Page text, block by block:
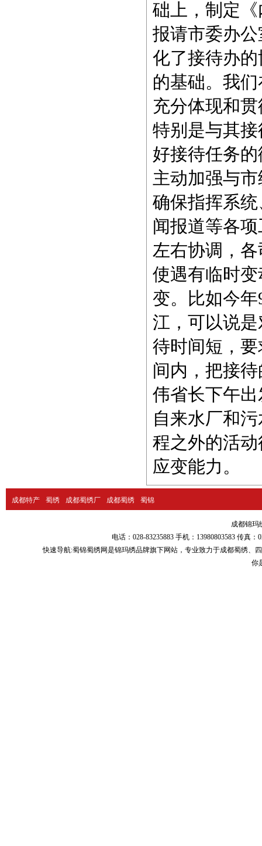
础上，制定
报请市委办
化了接待办
的基础。我
充分体现和
特别是与其
好接待任务
主动加强与
确保指挥系
闻报道等各
左右协调，
使遇有临时
变。比如今
江，可以说
待时间短，
间内，把接
伟省长下午
自来水厂和
程之外的活
应变能力。
成都特产 蜀绣 成都蜀绣厂 成都蜀绣 蜀锦
成都锦玛
电话：028-83235883 手机：13980803583 传真
快速导航:蜀锦蜀绣网是锦玛绣品牌旗下网站，专业致力于成都蜀绣、
你